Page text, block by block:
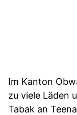
Im Kanton
zu viele Läden
Tabak an